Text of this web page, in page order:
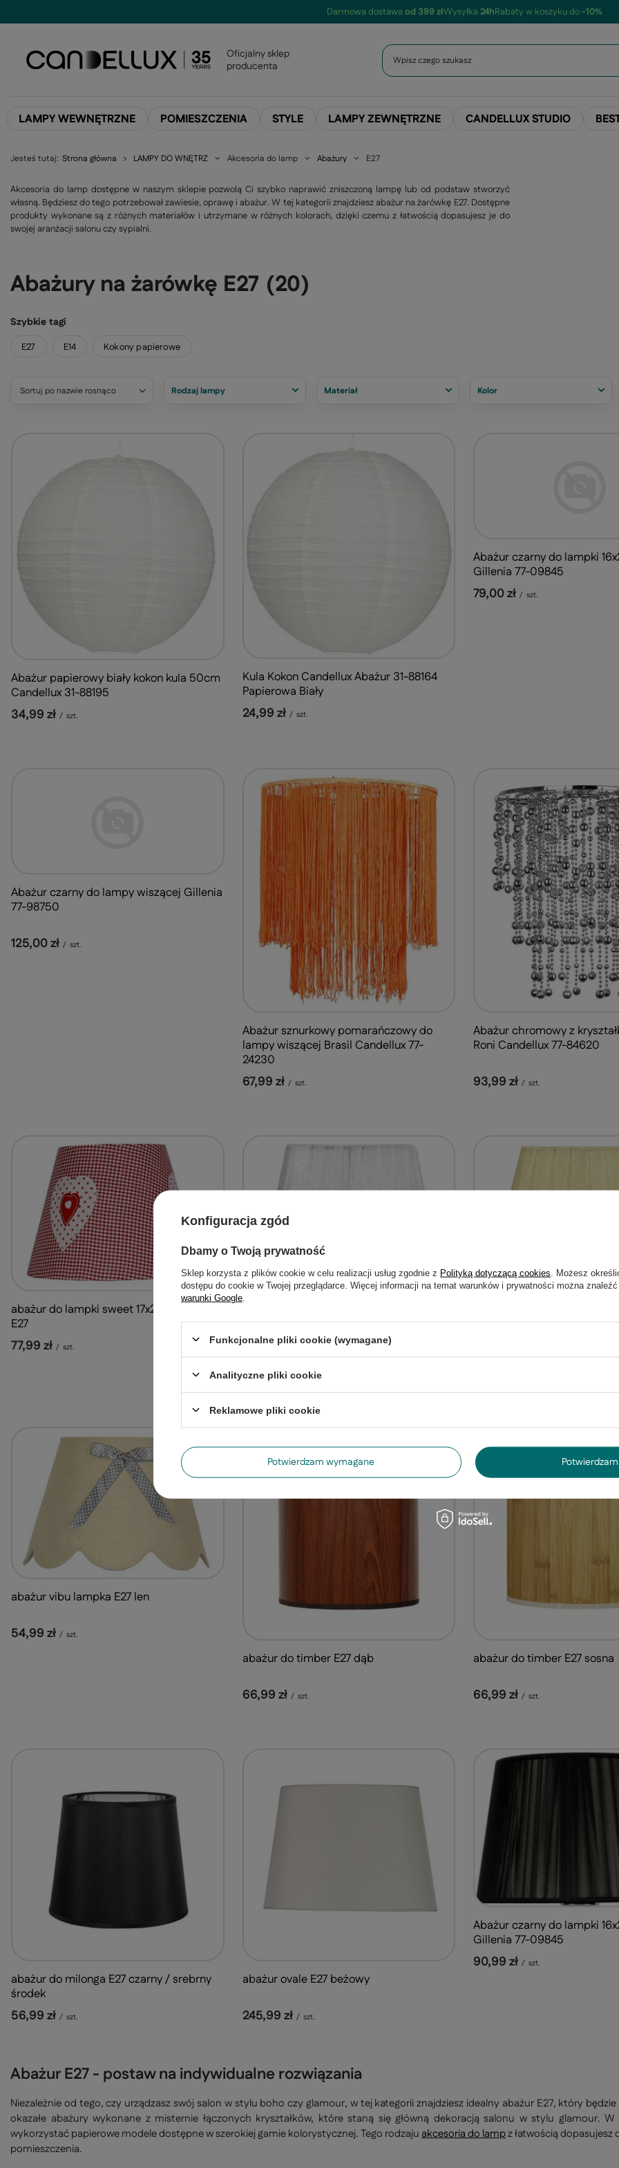
Darmowa dostawa od 399 złWysyłka 24hRabaty w koszyku do-10%
Oficjalny sklep
producenta
LAMPY WEWNĘTRZNE POMIESZCZENIA STYLE LAMPY ZEWNĘTRZNE CANDELLUX STUDIO
Jesteś tutaj: Strona główna LAMPY DO WNĘTRZ Akcesoria do lamp Abażury E27
Akcesoria do lamp dostępne w naszym sklepie pozwolą Ci szybko naprawić zniszczoną lampę lub od podstaw stworzyć
własną. Będziesz do tego potrzebował zawiesie, oprawę i abażur. W tej kategorii znajdziesz abażur na żarówkę E27. Dostępne
produkty wykonane są z różnych materiałów i utrzymane w różnych kolorach, dzięki czemu z łatwością dopasujesz je do
swojej aranżacji salonu czy sypialni.
Abażury na żarówkę E27 (20)
Szybkie tagi
E27 E14 Kokony papierowe
Sortuj po nazwie rosnąco Rodzaj lampy Materiał Kolor
Abażur papierowy biały kokon kula 50cm
Candellux 31-88195
34,99 zł / szt.
Kula Kokon Candellux Abażur 31-88164
Papierowa Biały
24,99 zł / szt.
Abażur czarny do lampki
Gillenia 77-09845
79,00 zł / szt.
Abażur czarny do lampy wiszącej Gillenia
77-98750
125,00 zł / szt.
Abażur sznurkowy pomarańczowy do
lampy wiszącej Brasil Candellux 77-
24230
67,99 zł / szt.
Abażur chromowy z
Roni Candellux 77-84620
93,99 zł / szt.
abażur do lampki sweet 17x28xh20cm
E27
77,99 zł / szt.
abażur do valencia lampa podłogowa E27
106,99 zł / szt.
abażur vibu lampka E27 len
54,99 zł / szt.
abażur do timber E27 dąb
66,99 zł / szt.
abażur do timber E27 sosna
66,99 zł / szt.
abażur do milonga E27 czarny / srebrny
środek
56,99 zł / szt.
abażur ovale E27 beżowy
245,99 zł / szt.
Abażur czarny do lampki
Gillenia 77-09845
90,99 zł / szt.
Abażur E27 - postaw na indywidualne rozwiązania
Niezależnie od tego, czy urządzasz swój salon w stylu boho czy glamour, w tej kategorii znajdziesz idealny abażur E27, który
okazałe abażury wykonane z misternie łączonych kryształków, które staną się główną dekoracją salonu w stylu glamour.
wykorzystać papierowe modele dostępne w szerokiej gamie kolorystycznej. Tego rodzaju akcesoria do lampz łatwością
pomieszczenia.
Konfiguracja zgód
Dbamy o Twoją prywatność
Sklep korzysta z plików cookie w celu realizacji usług zgodnie z Polityką dotyczącą cookies . Możesz
dostępu do cookie w Twojej przeglądarce. Więcej informacji na temat warunków i prywatności można
warunki Google
Funkcjonalne pliki cookie (wymagane)
Analityczne pliki cookie
Reklamowe pliki cookie
Potwierdzam wymagane